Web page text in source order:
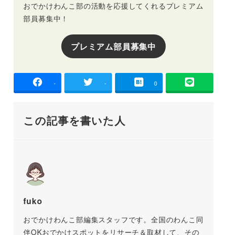
おでかけわんこ部の活動を応援してくれるプレミアム
部員募集中！
プレミアム部員募集中
- - 0
この記事を書いた人
fuko
おでかけわんこ部編集スタッフです。全国のわんこ同
伴OKおでかけスポットをリサーチ＆取材して、その